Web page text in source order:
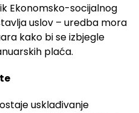
Ekonomsko-socijalnog
uslov – uredba mora
kako bi se izbjegle
plaća.
usklađivanje